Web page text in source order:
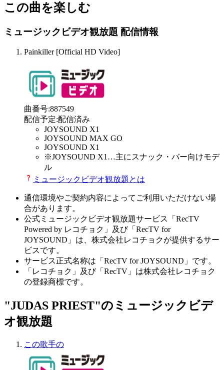
この曲を楽しむ
ミュージックビデオ観放題 配信情報
Painkiller [Official HD Video]
曲番号:887549
配信予定:配信済み
JOYSOUND X1
JOYSOUND MAX GO
JOYSOUND X1
※JOYSOUND X1 …主にスナック・バー向けモデ
ル
ミュージックビデオ観放題とは
通信環境やご契約内容によってご利用いただけない場
合があります。
公式ミュージックビデオ観放題サービス「RecTV
Powered by レコチョク」及び「RecTV for
JOYSOUND」は、株式会社レコチョクが提供するサー
ビスです。
サービス正式名称は「RecTV for JOYSOUND」です。
「レコチョク」及び「RecTV」は株式会社レコチョク
の登録商標です。
"JUDAS PRIEST"のミュージックビデ
オ観放題
この歌手の